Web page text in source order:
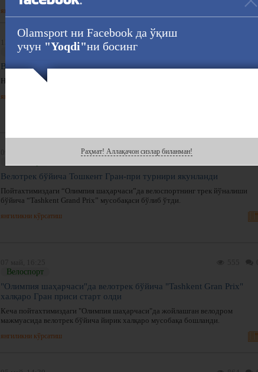
янгиликни кўрсатиш
Велоспорт
Велотрек бўйича "Namangan Grand prix" мусобақаси бўлиб ўтди
Наманганда велотрек бўйича Гран-при турнири ташкил қилинди.
янгиликни кўрсатиш
Велотрек бўйича Тошкент Гран-при турнири якунланди
Пойтахтимиздаги “Олимпия шаҳарчаси”да велоспортнинг трек йўналиши
бўйича “Tashkent Grand Prix” мусобақаси бўлиб ўтди.
янгиликни кўрсатиш
Велоспорт
"Олимпия шаҳарчаси"да велотрек бўйича "Tashkent Gran Prix"
халқаро Гран приси старт олди
Кеча пойтахтимиздаги "Олимпия шаҳарчаси"да жойлашган велодром
мажмуасида велотрек бўйича йирик халқаро мусобақа бошланди.
янгиликни кўрсатиш
Olamsport ни Facebook да ўқиш
учун "Yoqdi"ни босинг
Раҳмат! Аллақачон сизлар биланман!